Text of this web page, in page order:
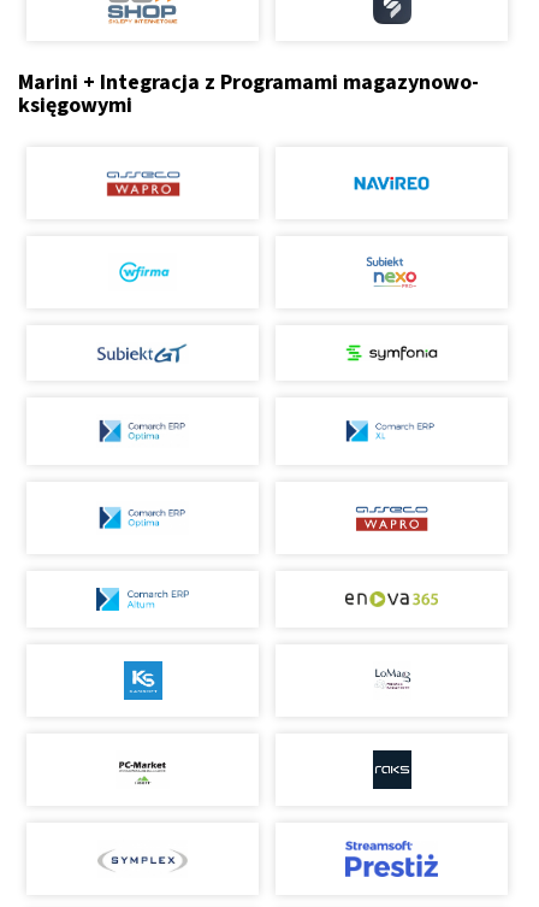
Marini + Integracja z Programami magazynowo-
księgowymi